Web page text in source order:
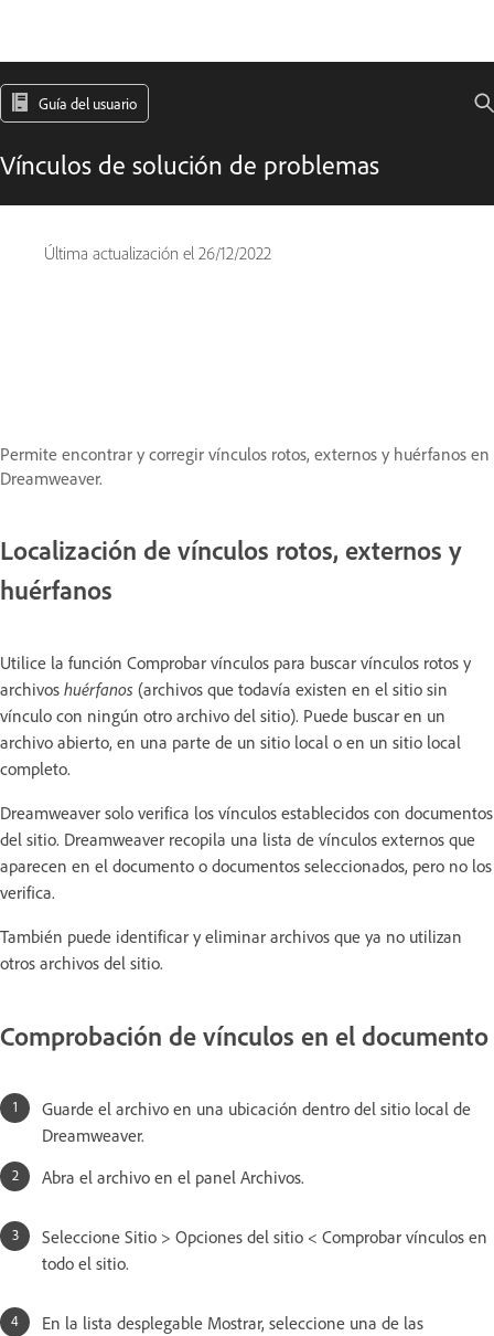
Guía del usuario
Vínculos de solución de problemas
Última actualización el 26/12/2022
Permite encontrar y corregir vínculos rotos, externos y huérfanos en
Dreamweaver.
Localización de vínculos rotos, externos y
huérfanos
Utilice la función Comprobar vínculos para buscar vínculos rotos y
archivos huérfanos (archivos que todavía existen en el sitio sin
vínculo con ningún otro archivo del sitio). Puede buscar en un
archivo abierto, en una parte de un sitio local o en un sitio local
completo.
Dreamweaver solo verifica los vínculos establecidos con documentos
del sitio. Dreamweaver recopila una lista de vínculos externos que
aparecen en el documento o documentos seleccionados, pero no los
verifica.
También puede identificar y eliminar archivos que ya no utilizan
otros archivos del sitio.
Comprobación de vínculos en el documento
Guarde el archivo en una ubicación dentro del sitio local de
Dreamweaver.
Abra el archivo en el panel Archivos.
Seleccione Sitio > Opciones del sitio < Comprobar vínculos en
todo el sitio.
En la lista desplegable Mostrar, seleccione una de las